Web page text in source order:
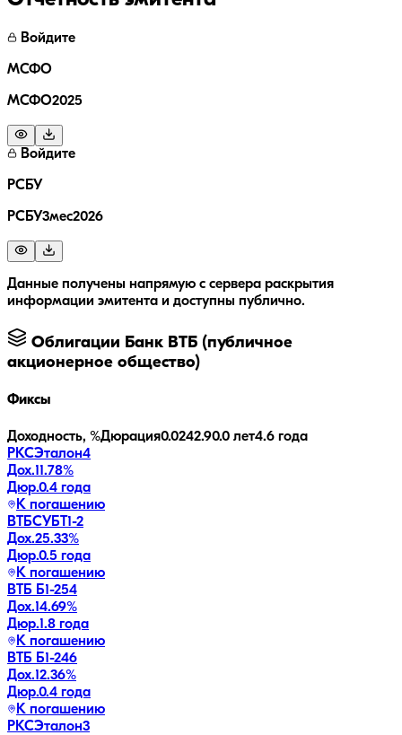
Войдите
МСФО
МСФО2025
Войдите
РСБУ
РСБУ3мес2026
Данные получены напрямую с сервера раскрытия
информации эмитента и доступны публично.
Облигации Банк ВТБ (публичное
акционерное общество)
Фиксы
Доходность, %Дюрация0.0242.90.0 лет4.6 года
РКСЭталон4
Дох.11.78%
Дюр.0.4 года
К погашению
ВТБСУБТ1-2
Дох.25.33%
Дюр.0.5 года
К погашению
ВТБ Б1-254
Дох.14.69%
Дюр.1.8 года
К погашению
ВТБ Б1-246
Дох.12.36%
Дюр.0.4 года
К погашению
РКСЭталон3